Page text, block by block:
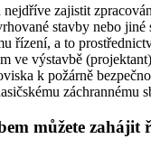
zajistit
stavby nebo jiné
řízení, a to
ve výstavbě
k požárně
záchrannému
můžete zahájit